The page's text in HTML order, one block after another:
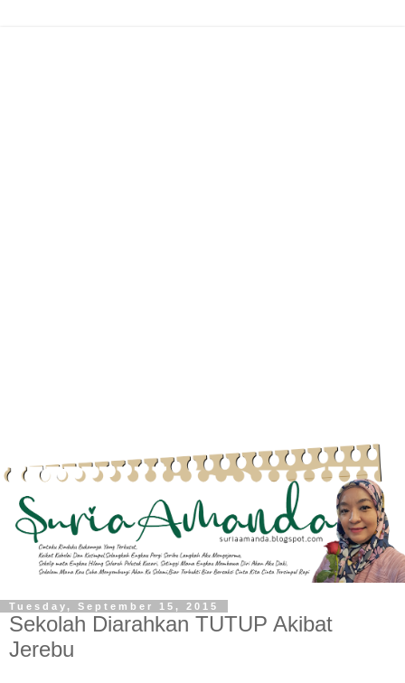
Tuesday, September 15, 2015
Sekolah Diarahkan TUTUP Akibat
Jerebu